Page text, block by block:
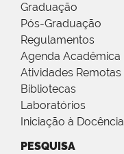
Graduação
Pós-Graduação
Regulamentos
Agenda Acadêmica
Atividades Remotas
Bibliotecas
Laboratórios
Iniciação à Docência
PESQUISA